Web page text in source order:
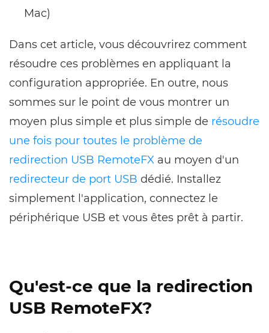
Mac)
Dans cet article, vous découvrirez comment
résoudre ces problèmes en appliquant la
configuration appropriée. En outre, nous
sommes sur le point de vous montrer un
moyen plus simple et plus simple de résoudre
une fois pour toutes le problème de
redirection USB RemoteFX au moyen d'un
redirecteur de port USB dédié. Installez
simplement l'application, connectez le
périphérique USB et vous êtes prêt à partir.
Qu'est-ce que la redirection
USB RemoteFX?